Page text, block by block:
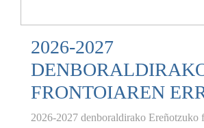
2026-2027
FRONTOIAREN
2026-2027 denboraldirako Ereñotzuko